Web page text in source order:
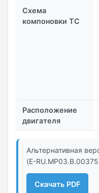
Схема
компоновки ТС
Расположение
двигателя
Альтернативная
(E-
Скачать PDF